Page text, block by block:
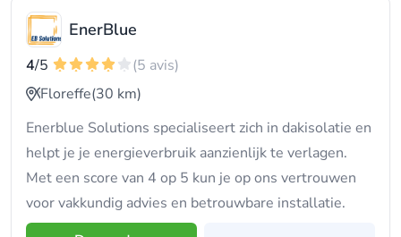
EnerBlue
4/5
(5 avis)
Floreffe(30 km)
Enerblue Solutions specialiseert zich in dakisolatie en
helpt je je energieverbruik aanzienlijk te verlagen.
Met een score van 4 op 5 kun je op ons vertrouwen
voor vakkundig advies en betrouwbare installatie.